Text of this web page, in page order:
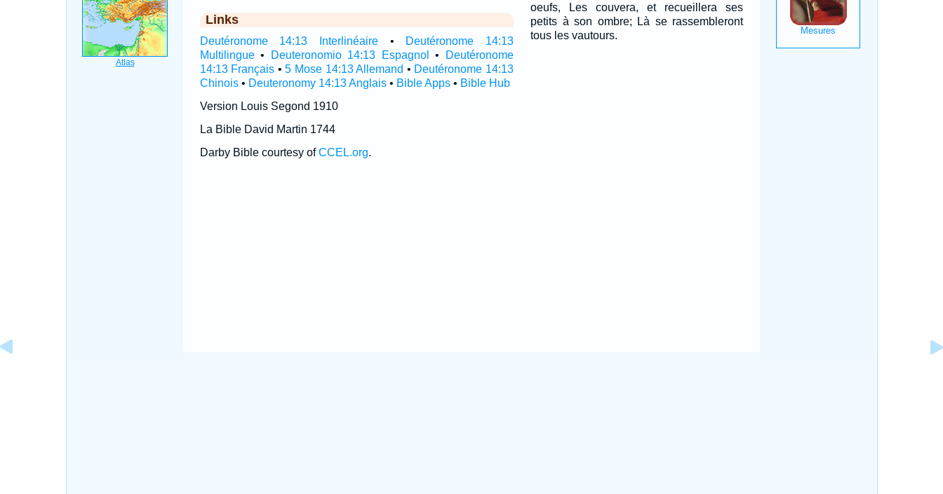
Links
Deutéronome 14:13 Interlinéaire•
Deutéronome 14:13
Multilingue• Deuteronomio 14:13 Espagnol •
Deutéronome
14:13 Français •5 Mose 14:13 Allemand • Deutéronome 14:13
Chinois• Deuteronomy 14:13 Anglais• Bible Apps• Bible Hub
Version Louis Segond 1910
La Bible David Martin 1744
Darby Bible courtesy ofCCEL.org.
oeufs, Les couvera, et recueillera ses
petits à son ombre; Là se rassembleront
tous les vautours.